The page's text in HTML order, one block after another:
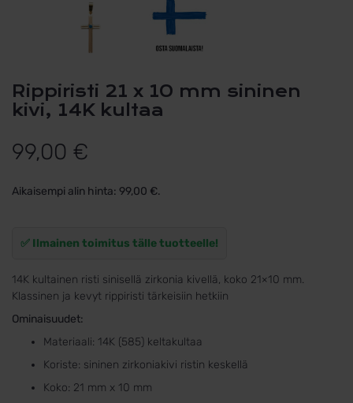
Rippiristi 21 x 10 mm sininen
kivi, 14K kultaa
99,00 €
Aikaisempi alin hinta: 99,00 €.
✅ Ilmainen toimitus tälle tuotteelle!
14K kultainen risti sinisellä zirkonia kivellä, koko 21×10 mm.
Klassinen ja kevyt rippiristi tärkeisiin hetkiin
Ominaisuudet:
Materiaali: 14K (585) keltakultaa
Koriste: sininen zirkoniakivi ristin keskellä
Koko: 21 mm x 10 mm